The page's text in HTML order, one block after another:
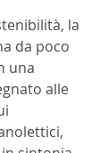
la
da poco
una
alle